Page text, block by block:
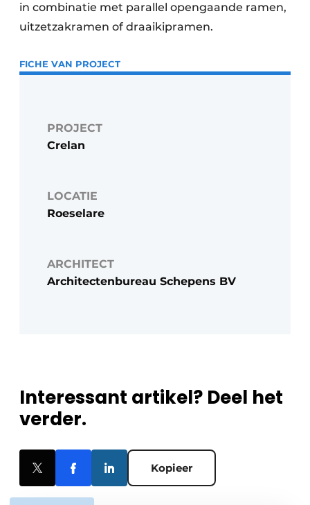
in combinatie met parallel opengaande ramen,
uitzetzakramen of draaikipramen.
FICHE VAN PROJECT
PROJECT
Crelan
LOCATIE
Roeselare
ARCHITECT
Architectenbureau Schepens BV
Interessant artikel? Deel het
verder.
Kopieer